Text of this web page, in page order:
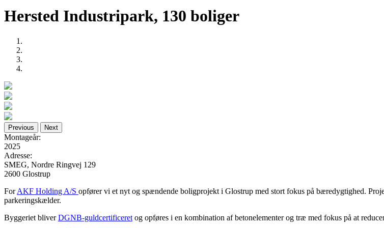
Hersted Industripark, 130 boliger
Previous Next
Montageår:
2025
Adresse:
SMEG, Nordre Ringvej 129
2600 Glostrup
ForAKF Holding A/S opfører vi et nyt og spændende boligprojekt i Glostrup med stort fokus på bæredygtighed.
parkeringskælder.
Byggeriet bliverDGNB-guldcertificeret og opføres i en kombination af betonelementer og træ med fokus på at